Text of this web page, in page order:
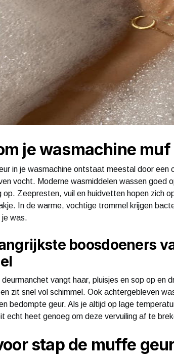
je wasmachine
in je wasmachine ontstaat meestal door
vocht. Moderne wasmiddelen wassen goed
op. Zeepresten, vuil en huidvetten hopen zich
In de warme, vochtige trommel krijgen
je was.
boosdoeners
deurmanchet vangt haar, pluisjes en sop op
zit snel vol schimmel. Ook achtergebleven
bedompte geur. Als je altijd op lage
echt heet genoeg om deze vervuiling af te
stap de muffe